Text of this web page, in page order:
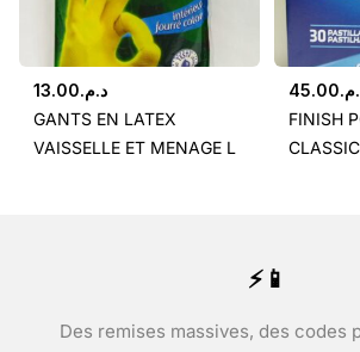
د.م.13.00
GANTS EN LATEX
VAISSELLE ET MENAGE L
45.00
FINISH
⚡📱
Des remises massives, des codes